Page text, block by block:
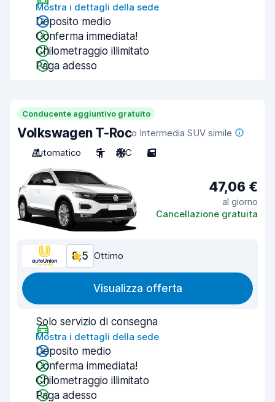
Mostra i dettagli della sede
Deposito medio
Conferma immediata!
Chilometraggio illimitato
Paga adesso
Conducente aggiuntivo gratuito
Volkswagen T-Roco Intermedia SUV simile
Automatico
5 A/C 5
47,06 €
al giorno
Cancellazione gratuita
8,5 Ottimo
Visualizza offerta
Solo servizio di consegna
Mostra i dettagli della sede
Deposito medio
Conferma immediata!
Chilometraggio illimitato
Paga adesso